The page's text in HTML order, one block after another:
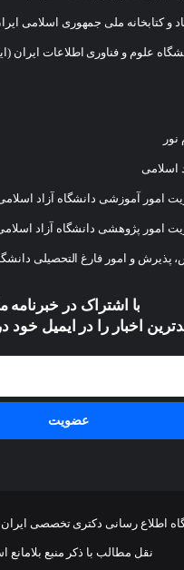
و کتابخانه ملی جمهوری اسلامی
علوم و فناوری اطلاعات ایران
نور
اسلامی
امور آموزشی دانشگاه آزاد
امور پژوهشی دانشگاه آزاد
و امور فارغ التحصیلی
با اشتراک در خبرنامه
اخبار را در ایمیل خود
اطلاع رسانی دکتری تخصصی ایران 1404 - 1399
نقل مطالب با ذکر منبع بلامانع